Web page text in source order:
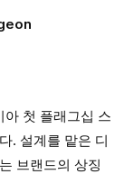
아 첫 플래그십 스
. 설계를 맡은 디
브랜드의 상징